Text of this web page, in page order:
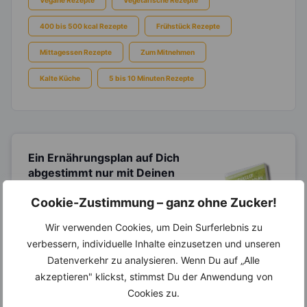
Cookie-Zustimmung – ganz ohne Zucker!
Wir verwenden Cookies, um Dein Surferlebnis zu
verbessern, individuelle Inhalte einzusetzen und unseren
Datenverkehr zu analysieren. Wenn Du auf „Alle
akzeptieren" klickst, stimmst Du der Anwendung von
Cookies zu.
400 bis 500 kcal Rezepte Frühstück Rezepte
Mittagessen Rezepte Zum Mitnehmen
Kalte Küche 5 bis 10 Minuten Rezepte
Ein Ernährungsplan auf Dich
abgestimmt nur mit Deinen
Erstelle Dir Deinen eigenen, individuellen
Ernährungsplan nur mit Deinen
Lieblingsrezepten auf Basis des gesamten
Know-Hows von invikoo